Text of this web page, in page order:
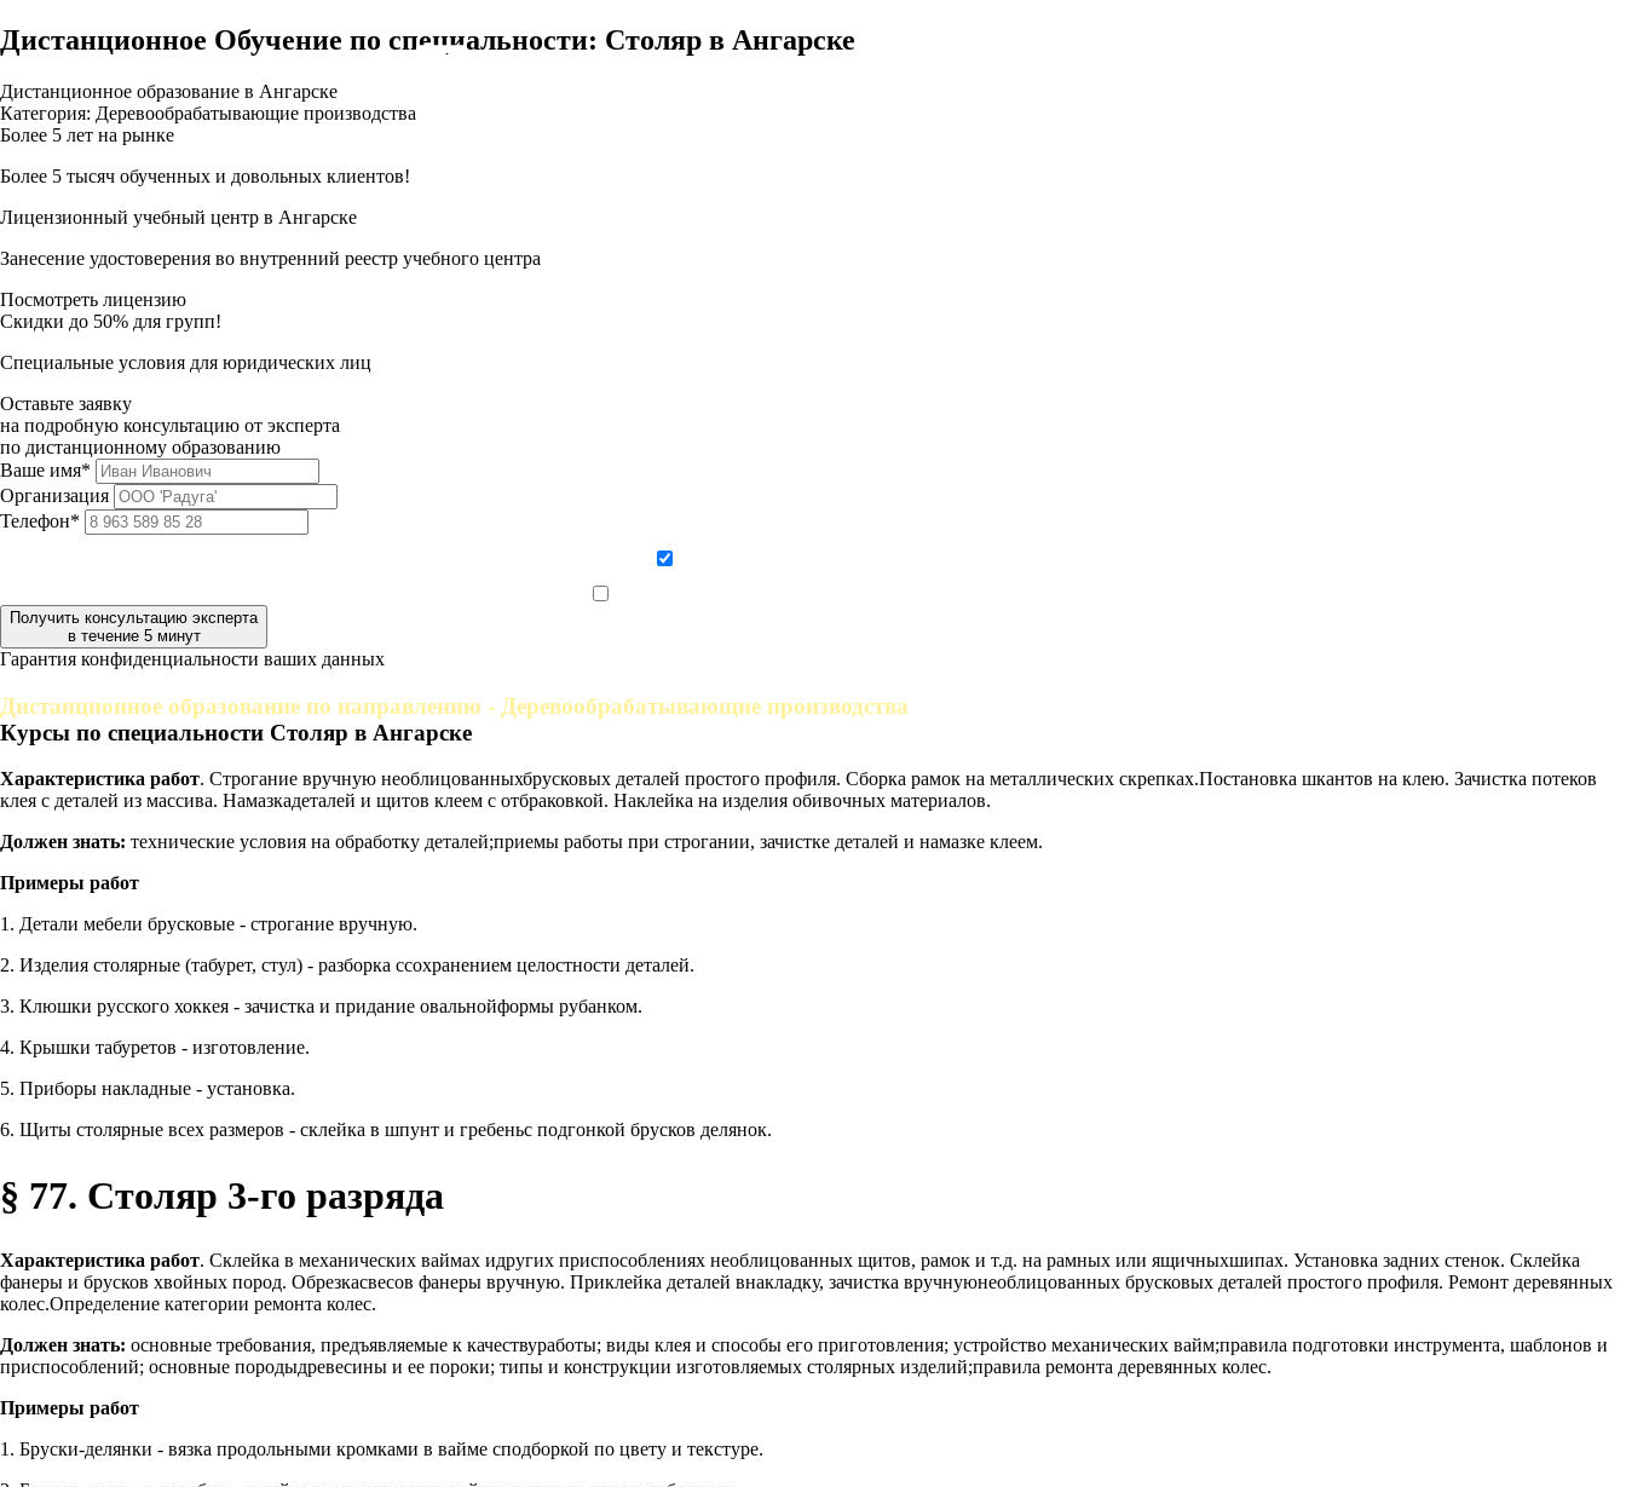
Дистанционное Обучение по специальности: Столяр в Ангарске
Дистанционное образование в Ангарске
Категория: Деревообрабатывающие производства
Более 5 лет на рынке
Более 5 тысяч обученных и довольных клиентов!
Лицензионный учебный центр в Ангарске
Занесение удостоверения во внутренний реестр учебного центра
Посмотреть лицензию
Скидки до 50% для групп!
Специальные условия для юридических лиц
Оставьте заявку
на подробную консультацию от эксперта
по дистанционному образованию
Ваше имя*
Организация
Телефон*
Получить консультацию эксперта
в течение 5 минут
Гарантия конфиденциальности ваших данных
Дистанционное образование по направлению - Деревообрабатывающие производства
Курсы по специальности Столяр в Ангарске
Характеристика работ. Строгание вручную необлицованныхбрусковых деталей простого профиля. Сборка рамок на металлических скрепках.Постановка шкантов на клею. Зачистка потеков
клея с деталей из массива. Намазкадеталей и щитов клеем с отбраковкой. Наклейка на изделия обивочных материалов.
Должен знать: технические условия на обработку деталей;приемы работы при строгании, зачистке деталей и намазке клеем.
Примеры работ
1. Детали мебели брусковые - строгание вручную.
2. Изделия столярные (табурет, стул) - разборка ссохранением целостности деталей.
3. Клюшки русского хоккея - зачистка и придание овальнойформы рубанком.
4. Крышки табуретов - изготовление.
5. Приборы накладные - установка.
6. Щиты столярные всех размеров - склейка в шпунт и гребеньс подгонкой брусков делянок.
§ 77. Столяр 3-го разряда
Характеристика работ. Склейка в механических ваймах идругих приспособлениях необлицованных щитов, рамок и т.д. на рамных или ящичныхшипах. Установка задних стенок. Склейка
фанеры и брусков хвойных пород. Обрезкасвесов фанеры вручную. Приклейка деталей внакладку, зачистка вручнуюнеоблицованных брусковых деталей простого профиля. Ремонт деревянных
колес.Определение категории ремонта колес.
Должен знать: основные требования, предъявляемые к качествуработы; виды клея и способы его приготовления; устройство механических вайм;правила подготовки инструмента, шаблонов и
приспособлений; основные породыдревесины и ее пороки; типы и конструкции изготовляемых столярных изделий;правила ремонта деревянных колес.
Примеры работ
1. Бруски-делянки - вязка продольными кромками в вайме сподборкой по цвету и текстуре.